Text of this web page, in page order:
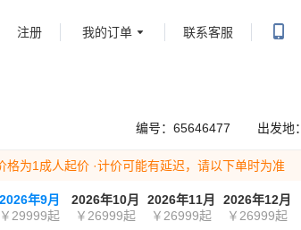
注册 我的订单 联系客服
出发地：
编号： 65646477
格为1成人起价 ·计价可能有延迟，请以下单时为准
2026年9月
￥29999起
2026年10月
￥26999起
2026年11月
￥26999起
2026年12月
￥26999起